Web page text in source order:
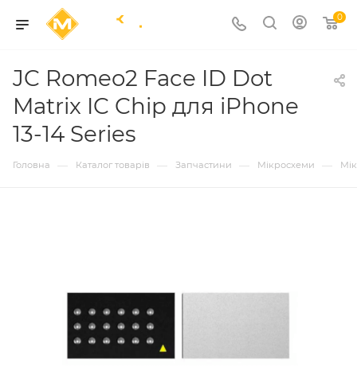
0
JC Romeo2 Face ID Dot
Matrix IC Chip для iPhone
13-14 Series
Головна — Каталог товарів — Запчастини — Мікросхеми —